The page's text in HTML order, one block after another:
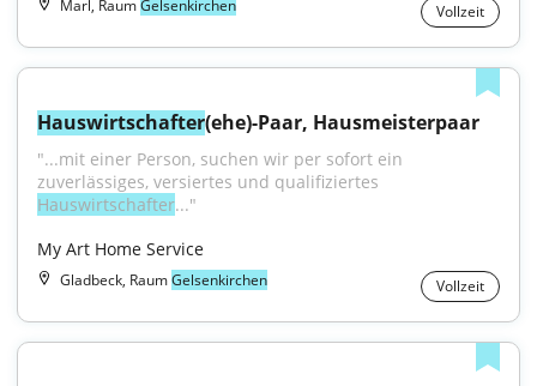
Marl, RaumGelsenkirchen Vollzeit
Hauswirtschafter(ehe)-Paar, Hausmeisterpaar
"...mit einer Person, suchen wir per sofort ein
Hauswirtschafter..."
My Art Home Service
Gladbeck, RaumGelsenkirchen Vollzeit